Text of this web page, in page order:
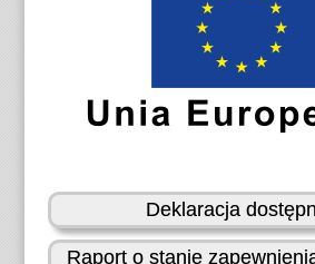
Deklaracja
Raport o stanie